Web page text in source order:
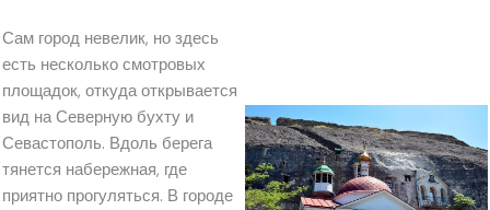
Сам город невелик, но здесь
есть несколько смотровых
площадок, откуда открывается
вид на Северную бухту и
Севастополь. Вдоль берега
тянется набережная, где
приятно прогуляться. В городе